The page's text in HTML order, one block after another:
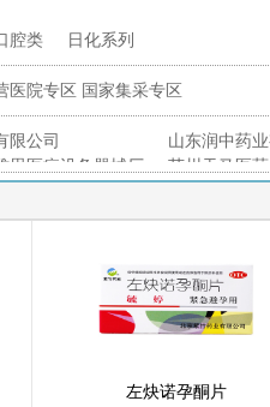
腔类 日化系列
医院专区 国家集采专区
限公司 山东润中药
思医疗设备器械厂
Abbott
、V ALCON CUSI
Boehringer Ingelheim Ellas A.E.（上海勃林格殷格翰药业有限公司分包装 Boehringer
左炔诺孕酮片